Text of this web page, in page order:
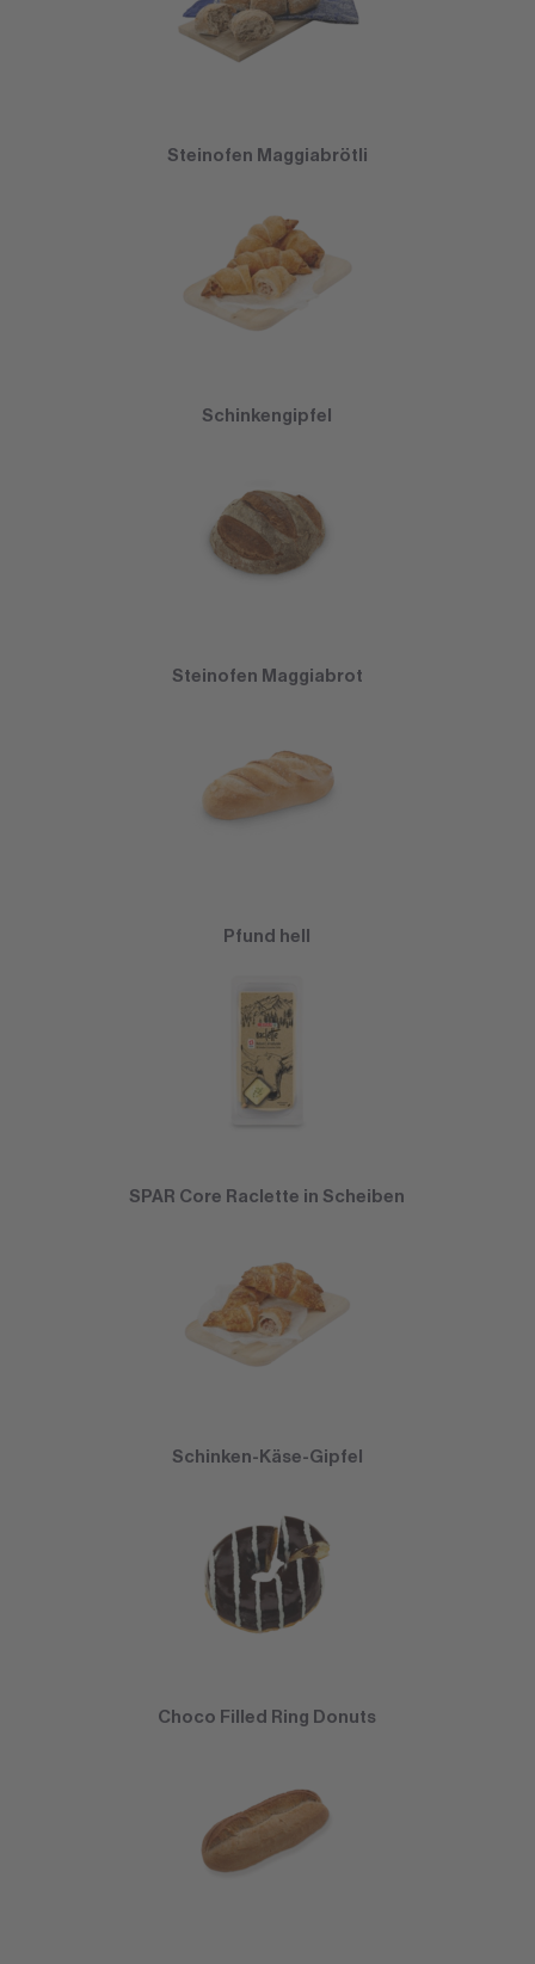
Steinofen Maggiabrötli
Schinkengipfel
Steinofen Maggiabrot
Pfund hell
SPAR Core Raclette in Scheiben
Schinken-Käse-Gipfel
Choco Filled Ring Donuts